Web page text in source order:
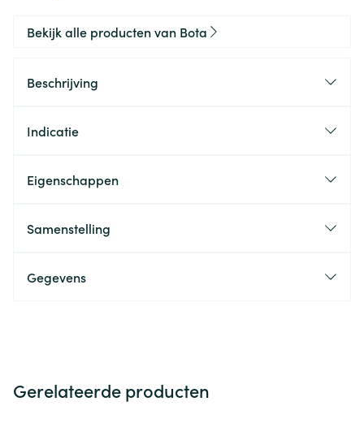
Bekijk alle producten van Bota
Beschrijving
Indicatie
Eigenschappen
Samenstelling
Gegevens
Gerelateerde producten